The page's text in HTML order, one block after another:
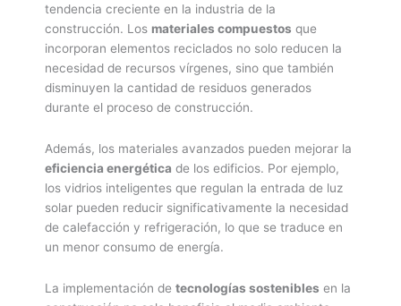
tendencia creciente en la industria de la
construcción. Los materiales compuestos que
incorporan elementos reciclados no solo reducen la
necesidad de recursos vírgenes, sino que también
disminuyen la cantidad de residuos generados
durante el proceso de construcción.
Además, los materiales avanzados pueden mejorar la
eficiencia energética de los edificios. Por ejemplo,
los vidrios inteligentes que regulan la entrada de luz
solar pueden reducir significativamente la necesidad
de calefacción y refrigeración, lo que se traduce en
un menor consumo de energía.
La implementación de tecnologías sostenibles en la